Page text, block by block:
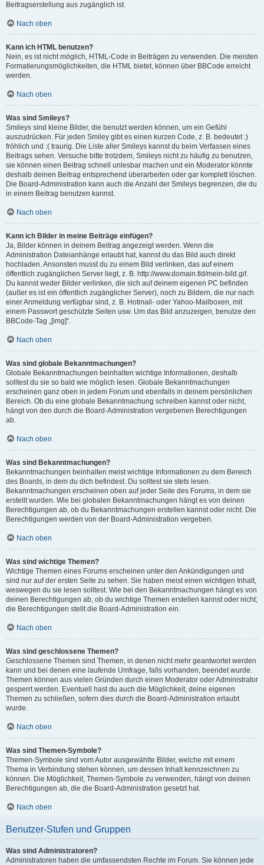
Beitragserstellung aus zugänglich ist.
Nach oben
Kann ich HTML benutzen?
Nein, es ist nicht möglich, HTML-Code in Beiträgen zu verwenden. Die meisten
Formatierungsmöglichkeiten, die HTML bietet, können über BBCode erreicht
werden.
Nach oben
Was sind Smileys?
Smileys sind kleine Bilder, die benutzt werden können, um ein Gefühl
auszudrücken. Für jeden Smiley gibt es einen kurzen Code, z. B. bedeutet :)
fröhlich und :( traurig. Die Liste aller Smileys kannst du beim Verfassen eines
Beitrags sehen. Versuche bitte trotzdem, Smileys nicht zu häufig zu benutzen,
sie können einen Beitrag schnell unlesbar machen und ein Moderator könnte
deshalb deinen Beitrag entsprechend überarbeiten oder gar komplett löschen.
Die Board-Administration kann auch die Anzahl der Smileys begrenzen, die du
in einem Beitrag benutzen kannst.
Nach oben
Kann ich Bilder in meine Beiträge einfügen?
Ja, Bilder können in deinem Beitrag angezeigt werden. Wenn die
Administration Dateianhänge erlaubt hat, kannst du das Bild auch direkt
hochladen. Ansonsten musst du zu einem Bild verlinken, das auf einem
öffentlich zugänglichen Server liegt, z. B. http://www.domain.tld/mein-bild.gif.
Du kannst weder Bilder verlinken, die sich auf deinem eigenen PC befinden
(außer es ist ein öffentlich zugänglicher Server), noch zu Bildern, die nur nach
einer Anmeldung verfügbar sind, z. B. Hotmail- oder Yahoo-Mailboxen, mit
einem Passwort geschützte Seiten usw. Um das Bild anzuzeigen, benutze den
BBCode-Tag „[img]“.
Nach oben
Was sind globale Bekanntmachungen?
Globale Bekanntmachungen beinhalten wichtige Informationen, deshalb
solltest du sie so bald wie möglich lesen. Globale Bekanntmachungen
erscheinen ganz oben in jedem Forum und ebenfalls in deinem persönlichen
Bereich. Ob du eine globale Bekanntmachung schreiben kannst oder nicht,
hängt von den durch die Board-Administration vergebenen Berechtigungen
ab.
Nach oben
Was sind Bekanntmachungen?
Bekanntmachungen beinhalten meist wichtige Informationen zu dem Bereich
des Boards, in dem du dich befindest. Du solltest sie stets lesen.
Bekanntmachungen erscheinen oben auf jeder Seite des Forums, in dem sie
erstellt wurden. Wie bei globalen Bekanntmachungen hängt es von deinen
Berechtigungen ab, ob du Bekanntmachungen erstellen kannst oder nicht. Die
Berechtigungen werden von der Board-Administration vergeben.
Nach oben
Was sind wichtige Themen?
Wichtige Themen eines Forums erscheinen unter den Ankündigungen und
sind nur auf der ersten Seite zu sehen. Sie haben meist einen wichtigen Inhalt,
weswegen du sie lesen solltest. Wie bei den Bekanntmachungen hängt es von
deinen Berechtigungen ab, ob du wichtige Themen erstellen kannst oder nicht;
die Berechtigungen stellt die Board-Administration ein.
Nach oben
Was sind geschlossene Themen?
Geschlossene Themen sind Themen, in denen nicht mehr geantwortet werden
kann und bei denen eine laufende Umfrage, falls vorhanden, beendet wurde.
Themen können aus vielen Gründen durch einen Moderator oder Administrator
gesperrt werden. Eventuell hast du auch die Möglichkeit, deine eigenen
Themen zu schließen, sofern dies durch die Board-Administration erlaubt
wurde.
Nach oben
Was sind Themen-Symbole?
Themen-Symbole sind vom Autor ausgewählte Bilder, welche mit einem
Thema in Verbindung stehen können, um dessen Inhalt kennzeichnen zu
können. Die Möglichkeit, Themen-Symbole zu verwenden, hängt von deinen
Berechtigungen ab, die die Board-Administration gesetzt hat.
Nach oben
Benutzer-Stufen und Gruppen
Was sind Administratoren?
Administratoren haben die umfassendsten Rechte im Forum. Sie können jede